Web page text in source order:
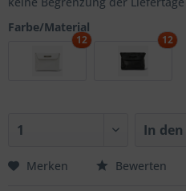
Farbe/Material
12 12
In den
Merken Bewerten